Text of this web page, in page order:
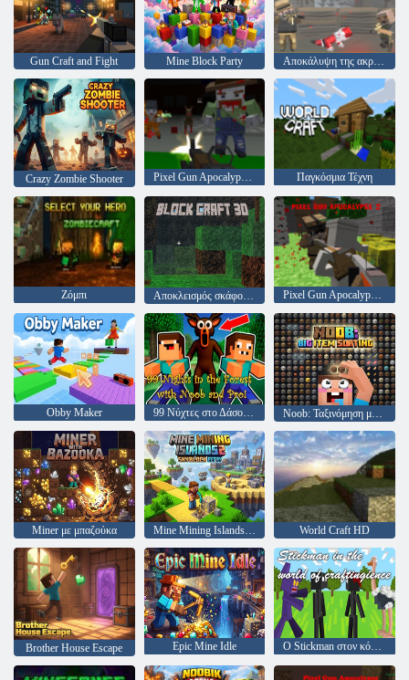
Gun Craft and Fight Mine Block Party Αποκάλυψη της ακραίας Pixel Gun 3
Crazy Zombie Shooter Pixel Gun Apocalypse 6 Παγκόσμια Τέχνη
Ζόμπι Αποκλεισμός σκάφους 3D Pixel Gun Apocalypse 2
Obby Maker 99 Νύχτες στο Δάσος με τους Noob και Pro! Noob: Ταξινόμηση μεγάλων αντικειμένων
Miner με μπαζούκα Mine Mining Islands 2: Skyblock City! World Craft HD
Brother House Escape Epic Mine Idle Ο Stickman στον κόσμο της χειροτεχνίας